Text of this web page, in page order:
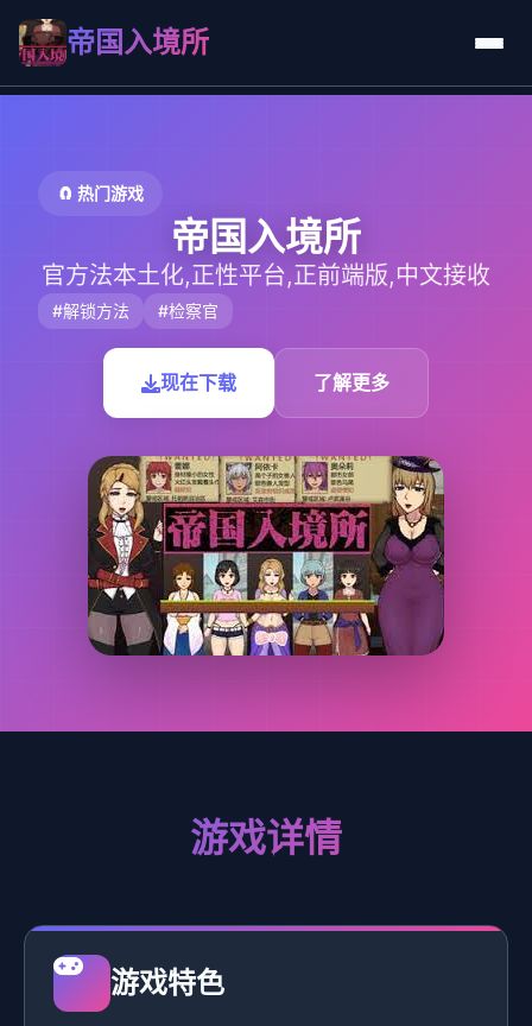
帝国入境所
🧲 热门游戏
帝国入境所
官方法本土化,正性平台,正前端版,中文接收
#解锁方法 #检察官
现在下载 了解更多
游戏详情
游戏特色